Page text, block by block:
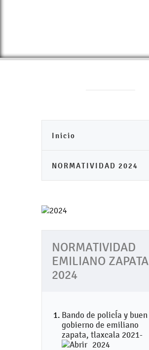
Inicio
NORMATIVIDAD 2024
NORMATIVIDAD
EMILIANO ZAPATA
2024
Bando de policÍa y buen
gobierno de emiliano
zapata, tlaxcala 2021-
2024